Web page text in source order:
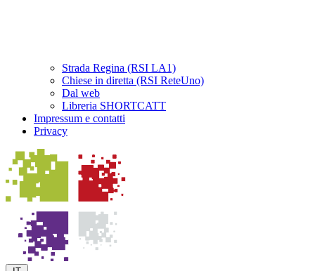
Strada Regina (RSI LA1)
Chiese in diretta (RSI ReteUno)
Dal web
Libreria SHORTCATT
Impressum e contatti
Privacy